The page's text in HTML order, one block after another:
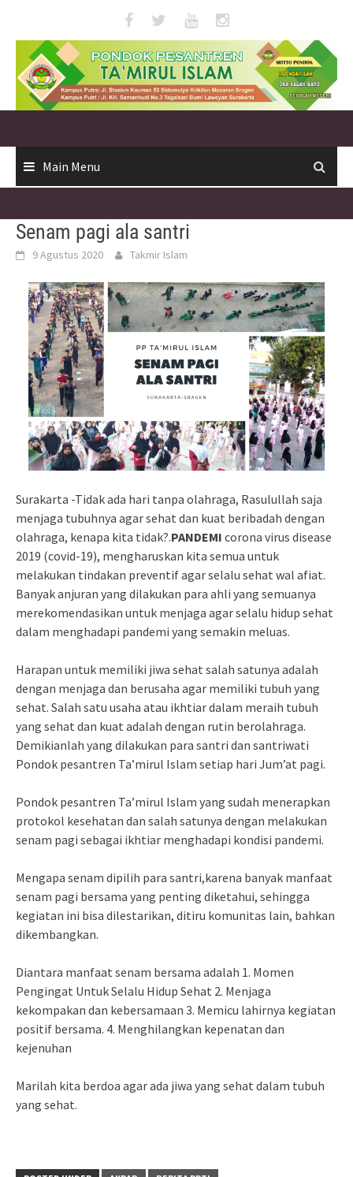
content
Main Menu
Senam pagi ala santri
9 Agustus 2020 Takmir Islam
Surakarta -Tidak ada hari tanpa olahraga, Rasulullah saja
menjaga tubuhnya agar sehat dan kuat beribadah dengan
olahraga, kenapa kita tidak?.PANDEMI corona virus disease
2019 (covid-19), mengharuskan kita semua untuk
melakukan tindakan preventif agar selalu sehat wal afiat.
Banyak anjuran yang dilakukan para ahli yang semuanya
merekomendasikan untuk menjaga agar selalu hidup sehat
dalam menghadapi pandemi yang semakin meluas.
Harapan untuk memiliki jiwa sehat salah satunya adalah
dengan menjaga dan berusaha agar memiliki tubuh yang
sehat. Salah satu usaha atau ikhtiar dalam meraih tubuh
yang sehat dan kuat adalah dengan rutin berolahraga.
Demikianlah yang dilakukan para santri dan santriwati
Pondok pesantren Ta’mirul Islam setiap hari Jum’at pagi.
Pondok pesantren Ta’mirul Islam yang sudah menerapkan
protokol kesehatan dan salah satunya dengan melakukan
senam pagi sebagai ikhtiar menghadapi kondisi pandemi.
Mengapa senam dipilih para santri,karena banyak manfaat
senam pagi bersama yang penting diketahui, sehingga
kegiatan ini bisa dilestarikan, ditiru komunitas lain, bahkan
dikembangkan.
Diantara manfaat senam bersama adalah 1. Momen
Pengingat Untuk Selalu Hidup Sehat 2. Menjaga
kekompakan dan kebersamaan 3. Memicu lahirnya kegiatan
positif bersama. 4. Menghilangkan kepenatan dan
kejenuhan
Marilah kita berdoa agar ada jiwa yang sehat dalam tubuh
yang sehat.